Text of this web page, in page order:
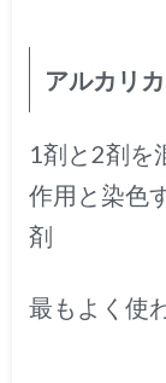
アルカリ
1剤と2剤を
作用と染色
剤
最もよく使